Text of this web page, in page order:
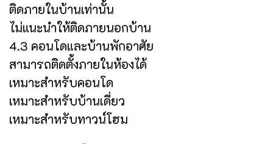
ติดภายในบ้านเท่านั้น
ไม่แนะนำให้ติดภายนอกบ้าน
4.3 คอนโดและบ้านพักอาศัย
สามารถติดตั้งภายในห้องได้
เหมาะสำหรับคอนโด
เหมาะสำหรับบ้านเดี่ยว
เหมาะสำหรับทาวน์โฮม